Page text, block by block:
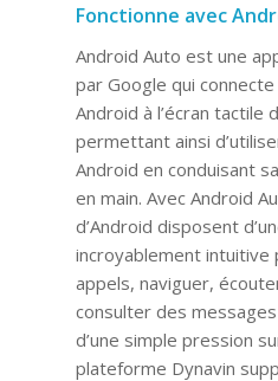
Fonctionne avec
Android Auto est une
par Google qui
Android à l’écran
permettant ainsi
Android en conduisant
en main. Avec Android
d’Android disposent
incroyablement intuitive
appels, naviguer,
consulter des
d’une simple pression
plateforme Dynavin